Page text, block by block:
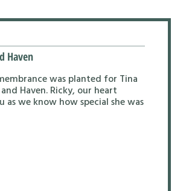
Haven
was planted for Tina
Haven. Ricky, our heart
as we know how special she was